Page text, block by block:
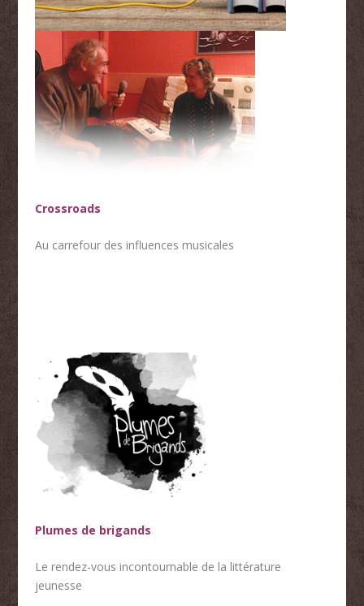
Crossroads
Au carrefour des influences musicales
Plumes de brigands
Le rendez-vous incontournable de la littérature
jeunesse